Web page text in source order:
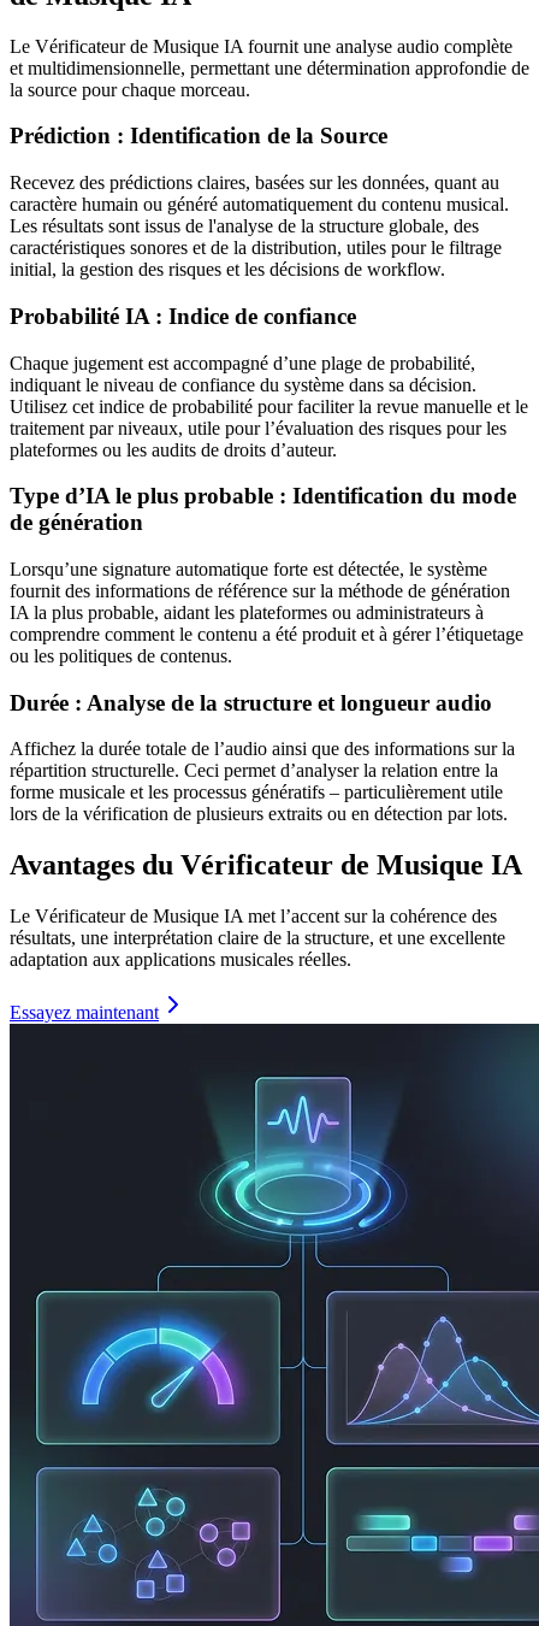
Le Vérificateur de Musique IA fournit une analyse audio complète
et multidimensionnelle, permettant une détermination approfondie de
la source pour chaque morceau.
Prédiction : Identification de la Source
Recevez des prédictions claires, basées sur les données, quant au
caractère humain ou généré automatiquement du contenu musical.
Les résultats sont issus de l'analyse de la structure globale, des
caractéristiques sonores et de la distribution, utiles pour le filtrage
initial, la gestion des risques et les décisions de workflow.
Probabilité IA : Indice de confiance
Chaque jugement est accompagné d’une plage de probabilité,
indiquant le niveau de confiance du système dans sa décision.
Utilisez cet indice de probabilité pour faciliter la revue manuelle et le
traitement par niveaux, utile pour l’évaluation des risques pour les
plateformes ou les audits de droits d’auteur.
Type d’IA le plus probable : Identification du mode
de génération
Lorsqu’une signature automatique forte est détectée, le système
fournit des informations de référence sur la méthode de génération
IA la plus probable, aidant les plateformes ou administrateurs à
comprendre comment le contenu a été produit et à gérer l’étiquetage
ou les politiques de contenus.
Durée : Analyse de la structure et longueur audio
Affichez la durée totale de l’audio ainsi que des informations sur la
répartition structurelle. Ceci permet d’analyser la relation entre la
forme musicale et les processus génératifs – particulièrement utile
lors de la vérification de plusieurs extraits ou en détection par lots.
Avantages du Vérificateur de Musique IA
Le Vérificateur de Musique IA met l’accent sur la cohérence des
résultats, une interprétation claire de la structure, et une excellente
adaptation aux applications musicales réelles.
Essayez maintenant